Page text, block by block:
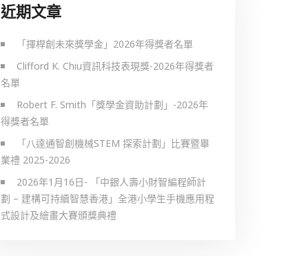
近期文章
「揮桿創未來獎學金」2026年得獎者名單
Clifford K. Chiu資訊科技表現獎-2026年得獎者
名單
Robert F. Smith「獎學金資助計劃」-2026年
得獎者名單
「八達通智創機械STEM 探索計劃」比賽暨畢
業禮 2025-2026
2026年1月16日- 「中銀人壽小財智編程師計
劃 – 建構可持續智慧香港」全港小學生手機應用程
式設計及繪畫大賽頒獎典禮